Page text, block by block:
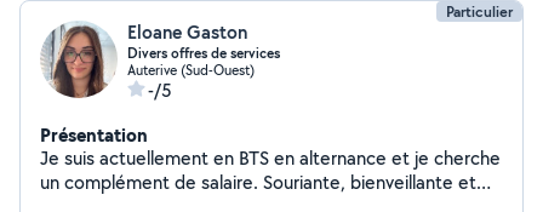
Particulier
Eloane Gaston
Divers offres de services
Auterive (Sud-Ouest)
-/5
Présentation
Je suis actuellement en BTS en alternance et je cherche
un complément de salaire. Souriante, bienveillante et